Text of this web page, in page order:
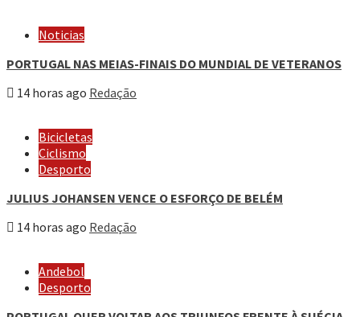
Noticias
PORTUGAL NAS MEIAS-FINAIS DO MUNDIAL DE VETERANOS
14 horas ago Redação
Bicicletas
Ciclismo
Desporto
JULIUS JOHANSEN VENCE O ESFORÇO DE BELÉM
14 horas ago Redação
Andebol
Desporto